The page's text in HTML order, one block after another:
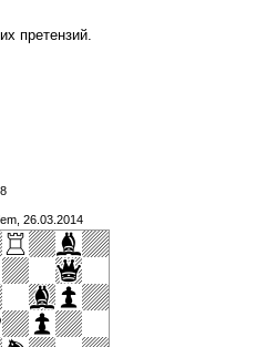
претензий.
26.03.2014